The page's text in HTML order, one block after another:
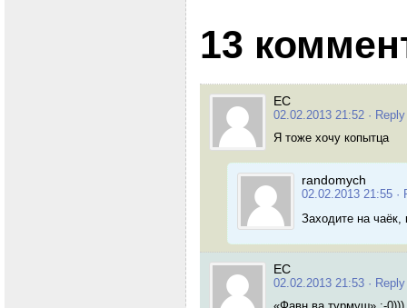
13
ЕС
02.02.2013 21:52 · Reply
Я тоже хочу копытца
randomych
02.02.2013 21:55 ·
Заходите на
ЕС
02.02.2013 21:53 · Reply